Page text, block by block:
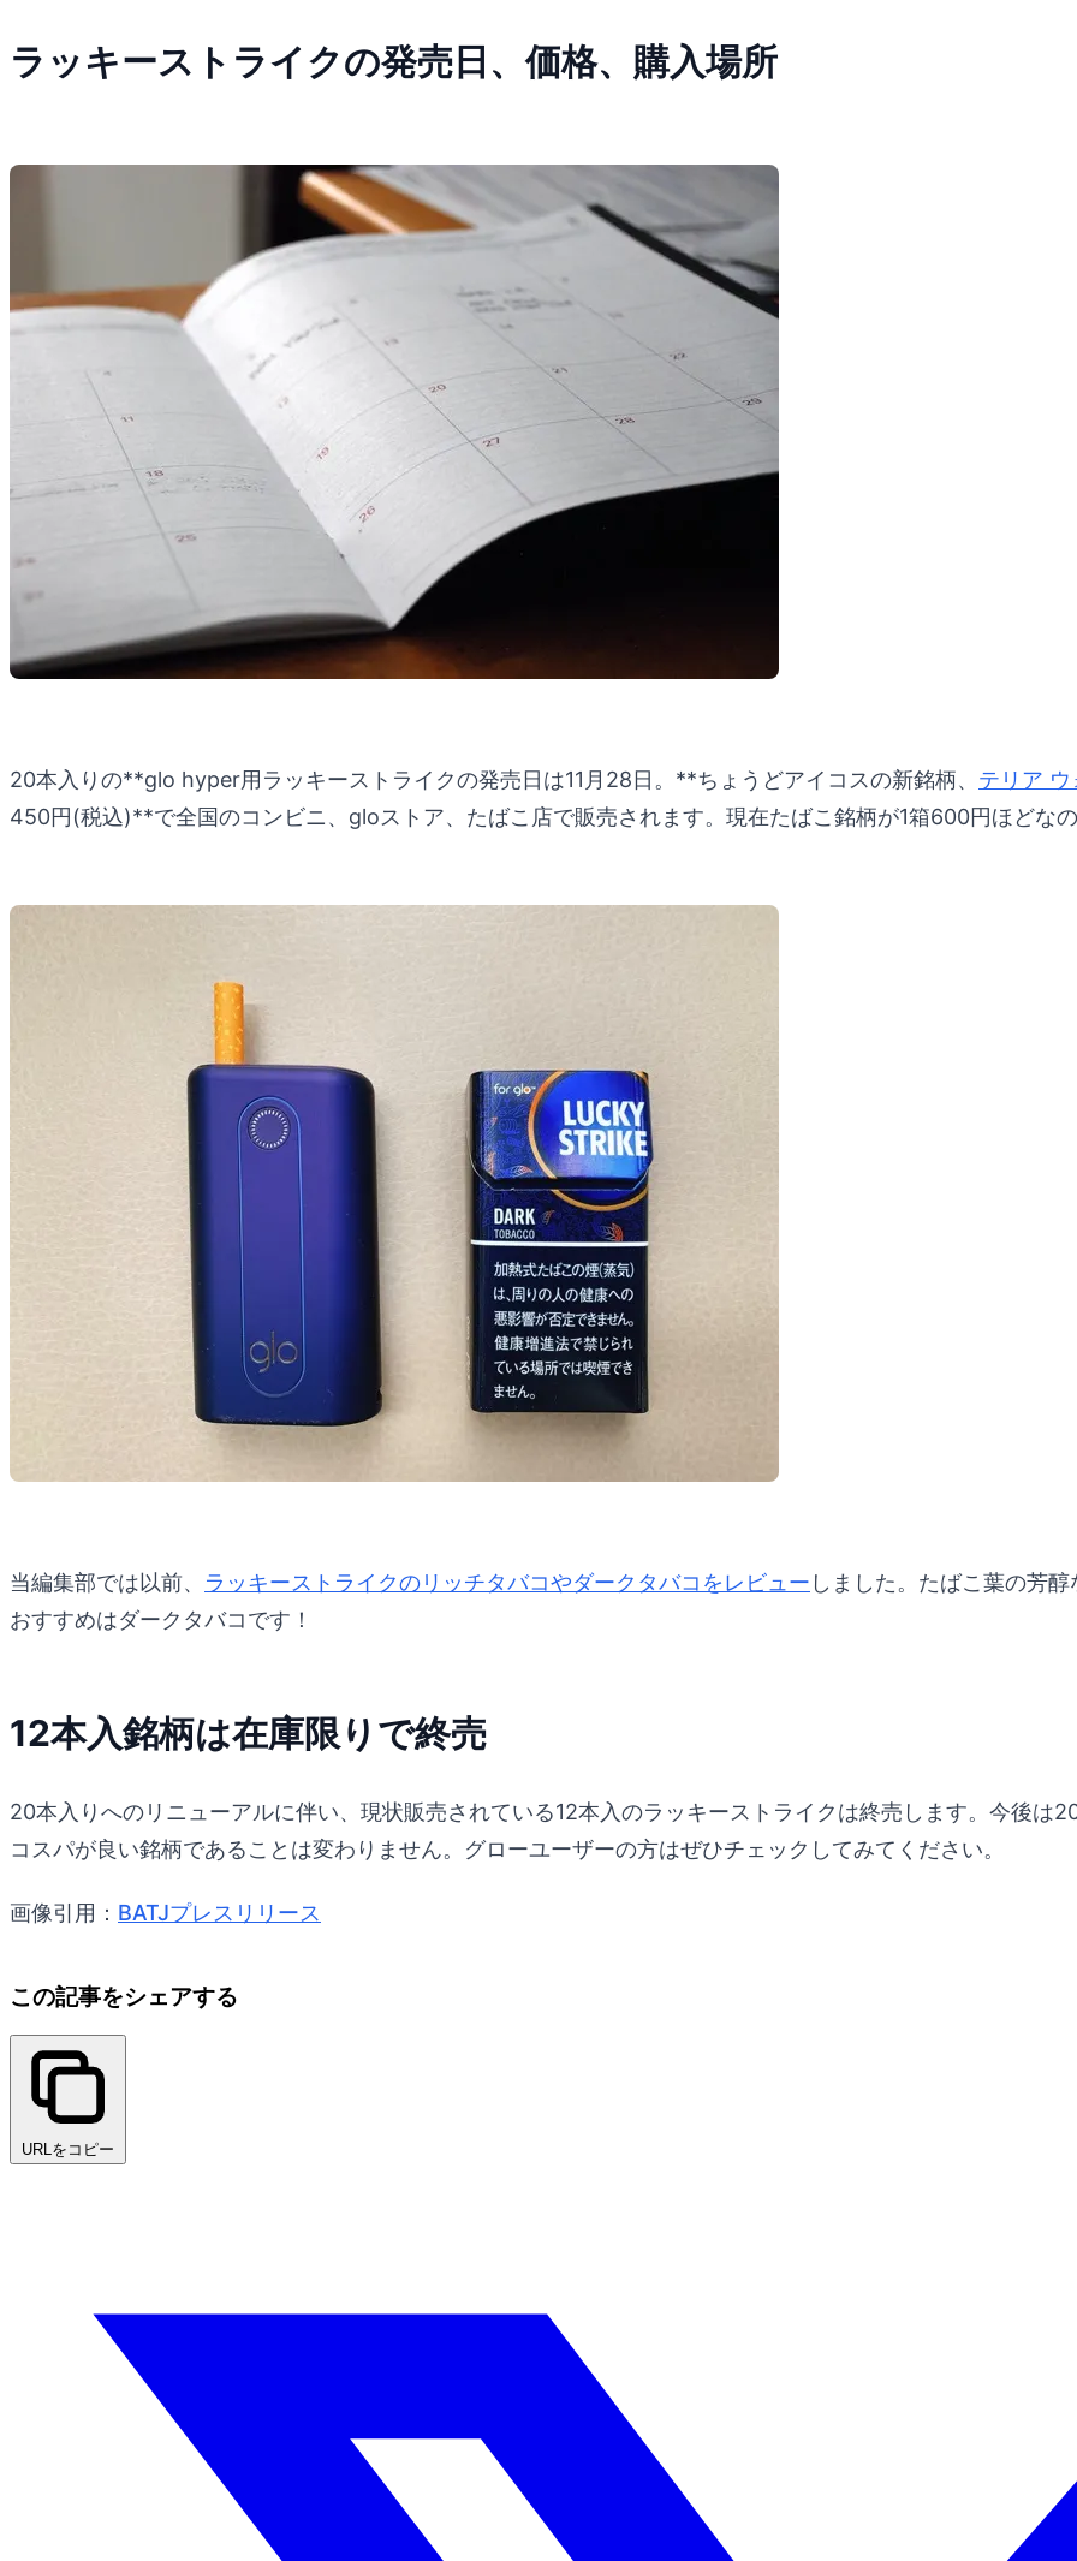
ラッキーストライクの発売日、価格、購入場所
20本入りの**glo hyper用ラッキーストライクの発売日は11月28日。**ちょうどアイコスの新銘柄、 テリア
450円(税込)**で全国のコンビニ、gloストア、たばこ店で販売されます。現在たばこ銘柄が1箱600円ほどな
当編集部では以前、 ラッキーストライクのリッチタバコやダークタバコをレビュー しました。たばこ葉の芳
おすすめはダークタバコです！
12本入銘柄は在庫限りで終売
20本入りへのリニューアルに伴い、現状販売されている12本入のラッキーストライクは終売します。今後は
コスパが良い銘柄であることは変わりません。グローユーザーの方はぜひチェックしてみてください。
画像引用： BATJプレスリリース
この記事をシェアする
URLをコピー